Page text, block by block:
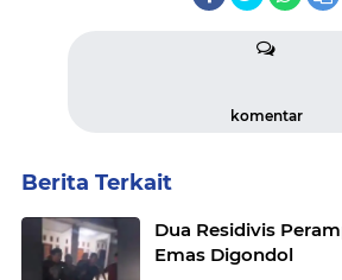
komentar
Berita Terkait
Dua Residivis
Emas Digondol